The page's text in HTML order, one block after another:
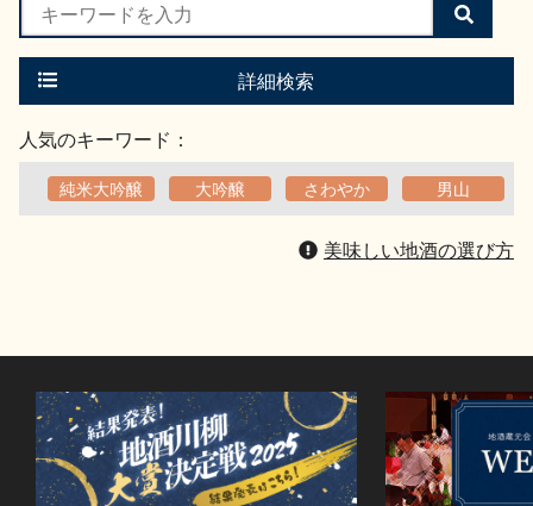
検
索
す
詳細検索
人気のキーワード：
純米大吟醸 大吟醸 さわやか 男山
美味しい地酒の選び方